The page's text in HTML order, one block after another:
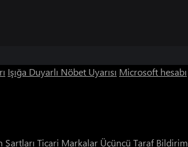
Işığa Duyarlı Nöbet Uyarısı Microsoft hesabı
Şartları Ticari Markalar Üçüncü Taraf